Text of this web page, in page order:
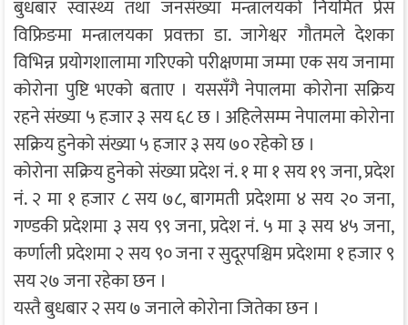
बुधबार स्वास्थ्य तथा जनसंख्या मन्त्रालयको नियमित प्रेस
विफ्रिङमा मन्त्रालयका प्रवक्ता डा. जागेश्वर गौतमले देशका
विभिन्न प्रयोगशालामा गरिएको परीक्षणमा जम्मा एक सय जनामा
कोरोना पुष्टि भएको बताए । यससँगै नेपालमा कोरोना सक्रिय
रहने संख्या ५ हजार ३ सय ६८ छ । अहिलेसम्म नेपालमा कोरोना
सक्रिय हुनेको संख्या ५ हजार ३ सय ७० रहेको छ ।
कोरोना सक्रिय हुनेको संख्या प्रदेश नं. १ मा १ सय १९ जना, प्रदेश
नं. २ मा १ हजार ८ सय ७८, बागमती प्रदेशमा ४ सय २० जना,
गण्डकी प्रदेशमा ३ सय ९९ जना, प्रदेश नं. ५ मा ३ सय ४५ जना,
कर्णाली प्रदेशमा २ सय ९० जना र सुदूरपश्चिम प्रदेशमा १ हजार ९
सय २७ जना रहेका छन ।
यस्तै बुधबार २ सय ७ जनाले कोरोना जितेका छन ।